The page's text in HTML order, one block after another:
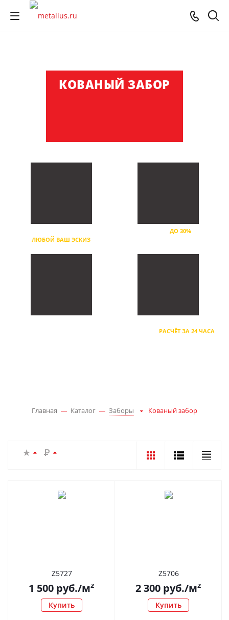
КОВАНЫЙ ЗАБОР
ЛЮБОЙ ВАШ ЭСКИЗ
ДО 30%
РАСЧЁТ ЗА 24 ЧАСА
Главная Каталог Заборы Кованый забор
Z5727
1 500 руб./м²
Купить
Z5706
2 300 руб./м²
Купить